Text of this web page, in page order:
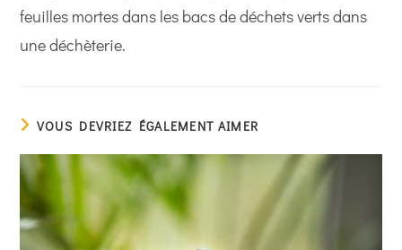
feuilles mortes dans les bacs de déchets verts dans
une déchèterie.
VOUS DEVRIEZ ÉGALEMENT AIMER